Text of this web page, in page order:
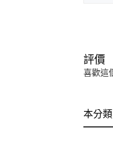
評價
喜歡這
本分